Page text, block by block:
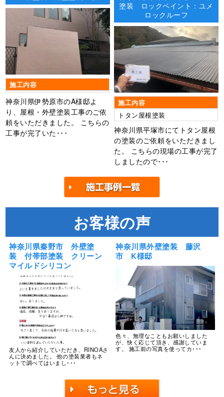
施工内容
神奈川県伊勢原市のA様邸よ
り、屋根・外壁塗装工事のご依
頼をいただきました。 こちらの
工事が完了いた･･･
塗装 ロックペイント：ユメ
ロックルーフ
施工内容
トタン屋根塗装
神奈川県平塚市にてトタン屋根
の塗装のご依頼をいただきまし
た。 こちらの現場の工事が完了
しましたので･･･
お客様の声
神奈川県秦野市 外壁塗
装 付帯部塗装 クリーン
マイルドシリコン
友人から紹介していただき、RINOAさ
んに決めました。 他の塗装業者もネ
ットで調べてはいまし･･･
神奈川県外壁塗装 藤沢
市 K様邸
色々、無理なこともお願いしました
が、快く応じて頂き、感謝していま
す。 施工前の写真を使ってカ･･･